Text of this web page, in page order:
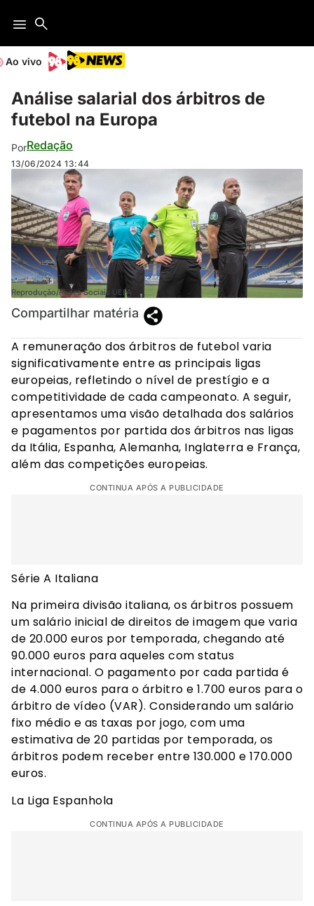
Ao vivo
Análise salarial dos árbitros de
futebol na Europa
PorRedação
13/06/2024 13:44
Reprodução/Redes Sociais UEFA
Compartilhar matéria
A remuneração dos árbitros de futebol varia
significativamente entre as principais ligas
europeias, refletindo o nível de prestígio e a
competitividade de cada campeonato. A seguir,
apresentamos uma visão detalhada dos salários
e pagamentos por partida dos árbitros nas ligas
da Itália, Espanha, Alemanha, Inglaterra e França,
além das competições europeias.
CONTINUA APÓS A PUBLICIDADE
Série A Italiana
Na primeira divisão italiana, os árbitros possuem
um salário inicial de direitos de imagem que varia
de 20.000 euros por temporada, chegando até
90.000 euros para aqueles com status
internacional. O pagamento por cada partida é
de 4.000 euros para o árbitro e 1.700 euros para o
árbitro de vídeo (VAR). Considerando um salário
fixo médio e as taxas por jogo, com uma
estimativa de 20 partidas por temporada, os
árbitros podem receber entre 130.000 e 170.000
euros.
La Liga Espanhola
CONTINUA APÓS A PUBLICIDADE